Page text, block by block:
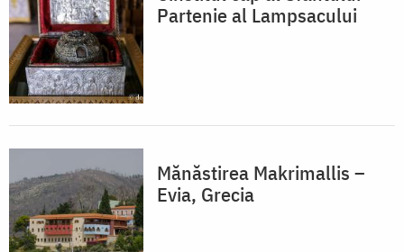
Partenie al Lampsacului
Mănăstirea Makrimallis –
Evia, Grecia